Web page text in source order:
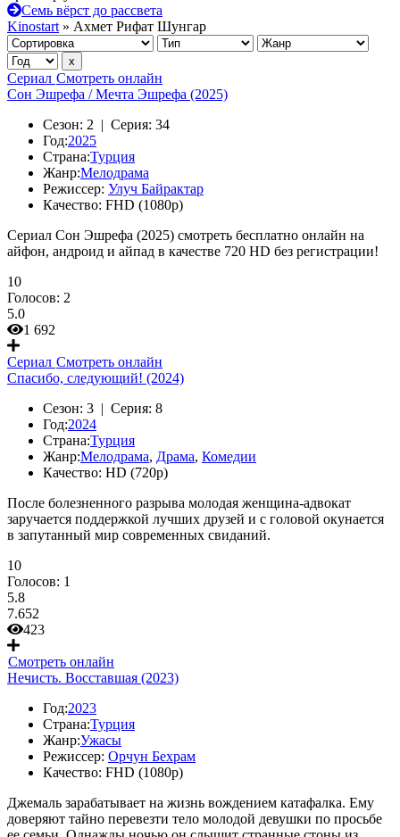
Семь вёрст до рассвета
Kinostart » Ахмет Рифат Шунгар
Сериал Смотреть онлайн
Сон Эшрефа / Мечта Эшрефа (2025)
Сезон: 2 | Серия: 34
Год:2025
Страна:Турция
Жанр:Мелодрама
Режиссер: Улуч Байрактар
Качество: FHD (1080p)
Сериал Сон Эшрефа (2025) смотреть бесплатно онлайн на
айфон, андроид и айпад в качестве 720 HD без регистрации!
10
Голосов: 2
5.0
1 692
Сериал Смотреть онлайн
Спасибо, следующий! (2024)
Сезон: 3 | Серия: 8
Год:2024
Страна:Турция
Жанр:Мелодрама, Драма, Комедии
Качество: HD (720p)
После болезненного разрыва молодая женщина-адвокат
заручается поддержкой лучших друзей и с головой окунается
в запутанный мир современных свиданий.
10
Голосов: 1
5.8
7.652
423
Смотреть онлайн
Нечисть. Восставшая (2023)
Год:2023
Страна:Турция
Жанр:Ужасы
Режиссер: Орчун Бехрам
Качество: FHD (1080p)
Джемаль зарабатывает на жизнь вождением катафалка. Ему
доверяют тайно перевезти тело молодой девушки по просьбе